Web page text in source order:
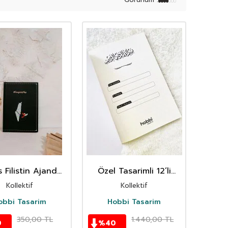
Farklı çeşitle çizgili seçeneğiyle istifadenize
Filistin Ajanda
Kollektif
Tasarim
350,00TL
Özel Tasarimli 12’li
Defter - Çizgili
Kollektif
Hobbi Tasarim
%40 1.440,00TL